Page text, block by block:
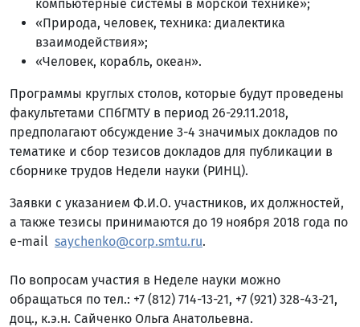
компьютерные системы в морской технике»;
«Природа, человек, техника: диалектика
взаимодействия»;
«Человек, корабль, океан».
Программы круглых столов, которые будут проведены
факультетами СПбГМТУ в период 26-29.11.2018,
предполагают обсуждение 3-4 значимых докладов по
тематике и сбор тезисов докладов для публикации в
сборнике трудов Недели науки (РИНЦ).
Заявки с указанием Ф.И.О. участников, их должностей,
а также тезисы принимаются до 19 ноября 2018 года по
e-mail saychenko@corp.smtu.ru.
По вопросам участия в Неделе науки можно
обращаться по тел.: +7 (812) 714-13-21, +7 (921) 328-43-21,
доц., к.э.н. Сайченко Ольга Анатольевна.